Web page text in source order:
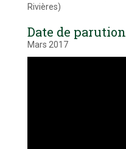
Rivières)
Date de parution
Mars 2017